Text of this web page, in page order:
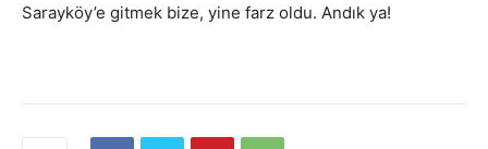
Sarayköy’e gitmek bize, yine farz oldu. Andık ya!